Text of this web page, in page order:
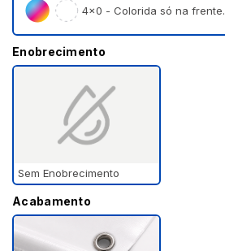
4×0 - Colorida só na frente.
Enobrecimento
Sem Enobrecimento
Acabamento